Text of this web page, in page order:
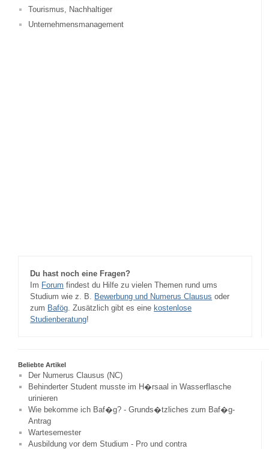
Tourismus, Nachhaltiger
Unternehmensmanagement
Du hast noch eine Fragen?
Im Forum findest du Hilfe zu vielen Themen rund ums
Studium wie z. B. Bewerbung und Numerus Clausus oder
zum Bafög. Zusätzlich gibt es eine kostenlose
Studienberatung!
Beliebte Artikel
Der Numerus Clausus (NC)
Behinderter Student musste im H�rsaal in Wasserflasche
urinieren
Wie bekomme ich Baf�g? - Grunds�tzliches zum Baf�g-
Antrag
Wartesemester
Ausbildung vor dem Studium - Pro und contra